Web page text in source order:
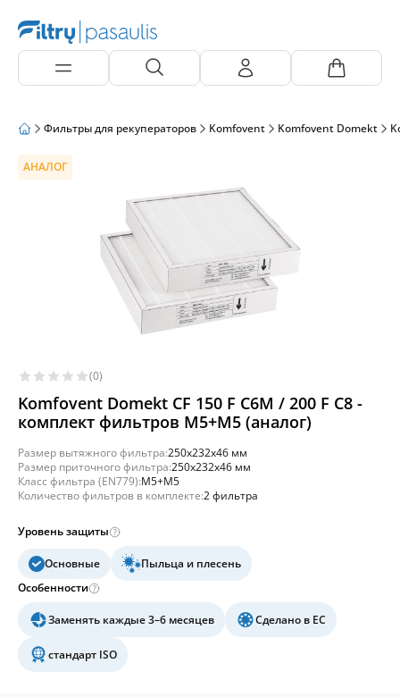
Фильтры для рекуператоров Komfovent Komfovent Domekt
АНАЛОГ
(0)
Komfovent Domekt CF 150 F C6M / 200 F C8 -
комплект фильтров M5+M5 (аналог)
Размер вытяжного фильтра:250x232x46 мм
Размер приточного фильтра:250x232x46 мм
Класс фильтра (EN779):M5+M5
Количество фильтров в комплекте:2 фильтра
Уровень защиты
Основные
Пыльца и плесень
Особенности
Заменять каждые 3–6 месяцев Сделано в ЕС
стандарт ISO